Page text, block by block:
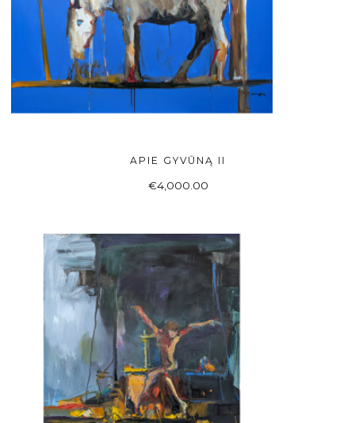
Į KREPŠELĮ
APIE GYVŪNĄ II
€4,000.00